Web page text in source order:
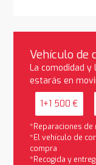
Vehículo de
La comodidad
estarás en
1+1 500 €
*Reparaciones de
*El vehículo de
compra
*Recogida y